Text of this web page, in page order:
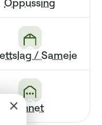
/ Sameie
Annet
×